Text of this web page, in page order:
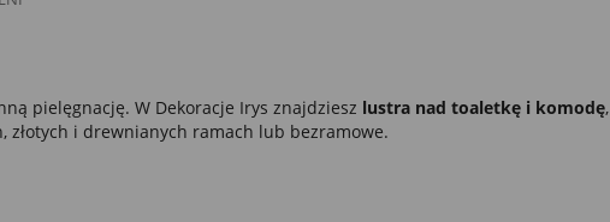
pielęgnację. W Dekoracje Irys znajdziesz lustra nad toaletkę i komodę,
złotych i drewnianych ramach lub bezramowe.